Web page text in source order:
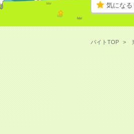
気になる
バイトTOP